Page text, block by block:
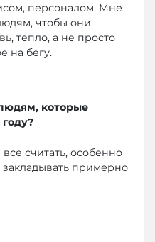
персоналом. Мне
чтобы они
тепло, а не просто
на бегу.
которые
считать, особенно
примерно